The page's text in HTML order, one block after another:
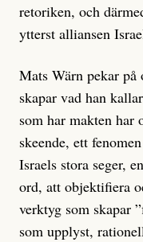
retoriken, och
ytterst alliansen
Mats Wärn pekar
skapar vad han
som har makten
skeende, ett
Israels stora seger,
ord, att objektifiera
verktyg som skapar
som upplyst,